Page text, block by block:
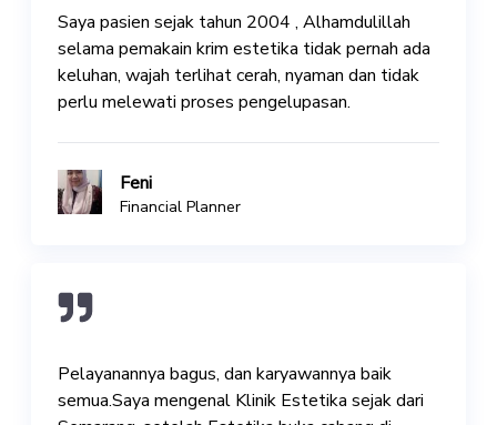
Saya pasien sejak tahun 2004 , Alhamdulillah
selama pemakain krim estetika tidak pernah ada
keluhan, wajah terlihat cerah, nyaman dan tidak
perlu melewati proses pengelupasan.
Feni
Financial Planner
Pelayanannya bagus, dan karyawannya baik
semua.Saya mengenal Klinik Estetika sejak dari